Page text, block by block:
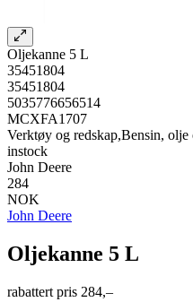
Oljekanne 5 L
35451804
35451804
5035776656514
MCXFA1707
Verktøy og redskap,Bensin,
instock
John Deere
284
NOK
John Deere
Oljekanne 5 L
rabattert pris 284,–